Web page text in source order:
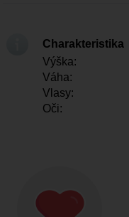
Charakteristika
Výška:
Váha:
Vlasy:
Oči: